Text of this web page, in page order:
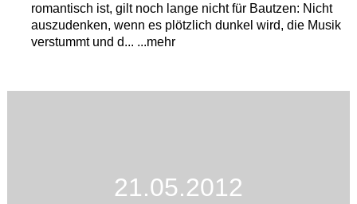
romantisch ist, gilt noch lange nicht für Bautzen: Nicht
auszudenken, wenn es plötzlich dunkel wird, die Musik
verstummt und d... ...mehr
21.05.2012